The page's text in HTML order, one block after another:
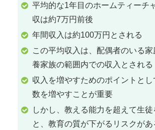
平均的な1年目のホームティーチ
収は約7万円前後
年間収入は約100万円とされる
この平均収入は、配偶者のいる家
養家族の範囲内での収入とされる
収入を増やすためのポイントとし
数を増やすことが重要
しかし、教える能力を超えて生徒
と、教育の質が下がるリスクがあ